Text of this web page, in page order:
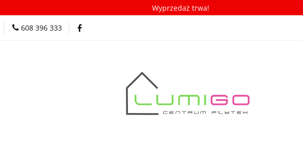
Wyprzedaż trwa!
608 396 333
Kategorie Inspiracje Porady/ABC płytek Nowości